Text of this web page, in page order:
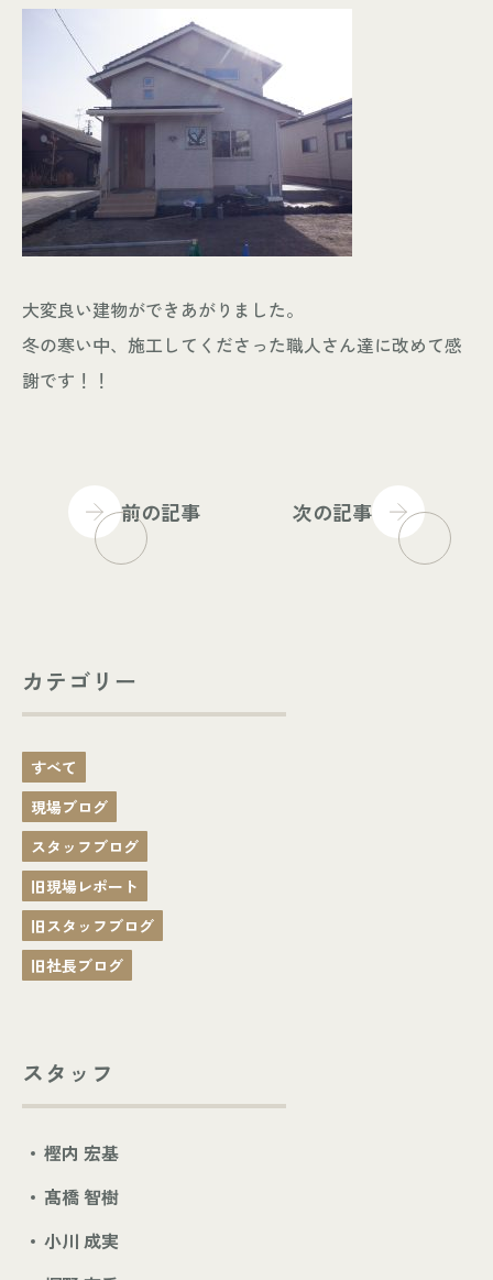
- スタッフ紹介
- 会社情報
CONTACT
- 来店予約
- 資料請求
個人情報保護方針
カテゴリー
すべて
現場ブログ
スタッフブログ
旧現場レポート
旧スタッフブログ
旧社長ブログ
スタッフ
樫内 宏基
髙橋 智樹
小川 成実
大変良い建物ができあがりました。
冬の寒い中、施工してくださった職人さん達に改めて感
謝です！！
前の記事 次の記事